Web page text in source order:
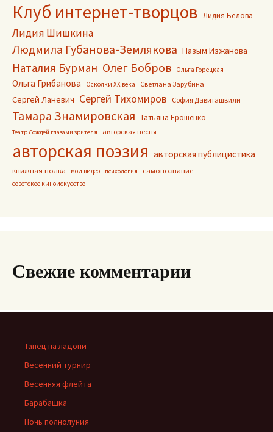
Клуб интернет-творцов Лидия Белова
Лидия Шишкина
Людмила Губанова-Землякова Назым Изжанова
Наталия Бурман Олег Бобров Ольга Горецкая
Ольга Грибанова Осколки ХХ века Светлана Зарубина
Сергей Ланевич Сергей Тихомиров София Давиташвили
Тамара Знамировская Татьяна Ерошенко
Театр Дождей глазами зрителя авторская песня
авторская поэзия авторская публицистика
книжная полка мои видео психология самопознание
советское киноискусство
Свежие комментарии
Танец на ладони
Весенний турнир
Весенняя флейта
Барабашка
Ночь полнолуния